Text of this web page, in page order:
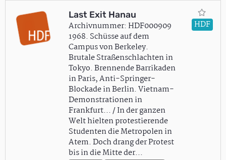
Last Exit Hanau
Archivnummer: HDF000909
1968. Schüsse auf dem
Campus von Berkeley.
Brutale Straßenschlachten in
Tokyo. Brennende Barrikaden
in Paris, Anti-Springer-
Blockade in Berlin. Vietnam-
Demonstrationen in
Frankfurt... / In der ganzen
Welt hielten protestierende
Studenten die Metropolen in
Atem. Doch drang der Protest
bis in die Mitte der…
HDF